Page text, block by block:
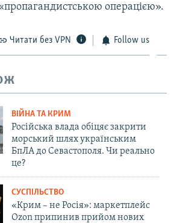
операцією».
Читати без VPN Follow us
ВІЙНА ТА КРИМ
Російська влада обіцяє закрити
морський шлях українським
БпЛА до Севастополя. Чи реально
це?
СУСПІЛЬСТВО
«Крим – не Росія»: маркетплейс
Ozon припинив прийом нових